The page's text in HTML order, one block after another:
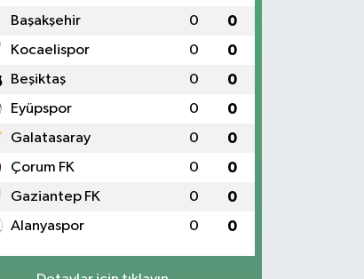
Başakşehir 0 0
Kocaelispor 0 0
Beşiktaş 0 0
Eyüpspor 0 0
Galatasaray 0 0
Çorum FK 0 0
Gaziantep FK 0 0
Alanyaspor 0 0